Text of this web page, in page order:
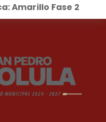
Amarillo Fase 2